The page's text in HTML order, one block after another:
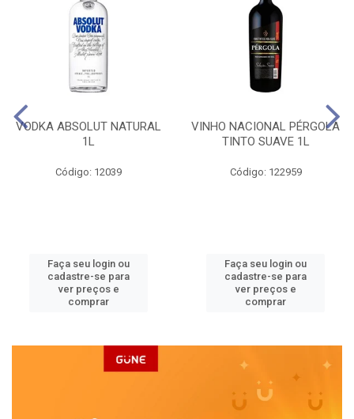
VODKA ABSOLUT NATURAL
1L
Código: 12039
Faça seu login ou
cadastre-se para
ver preços e
comprar
VINHO NACIONAL PÉRGOLA
TINTO SUAVE 1L
Código: 122959
Faça seu login ou
cadastre-se para
ver preços e
comprar